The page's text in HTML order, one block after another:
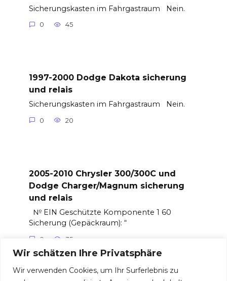
Wir schätzen Ihre Privatsphäre
Wir verwenden Cookies, um Ihr Surferlebnis zu
Sicherungskasten im Fahrgastraum Nein.
0 45
1997-2000 Dodge Dakota sicherung
und relais
Sicherungskasten im Fahrgastraum Nein.
0 20
2005-2010 Chrysler 300/300C und
Dodge Charger/Magnum sicherung
und relais
№ EIN Geschützte Komponente 1 60
Sicherung (Gepäckraum): “
0 35